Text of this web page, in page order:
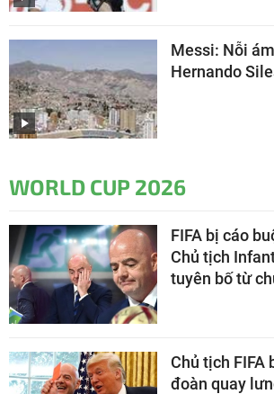
Messi: Nỗi
Hernando
WORLD CUP 2026
FIFA bị cáo
Chủ tịch
tuyên bố từ
Chủ tịch FIFA
đoàn quay